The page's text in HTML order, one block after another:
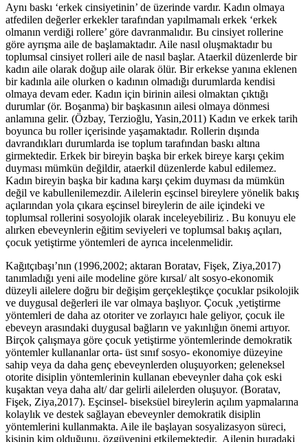
Aynı baskı ‘erkek cinsiyetinin’ de üzerinde vardır. Kadın olmaya
atfedilen değerler erkekler tarafından yapılmamalı erkek ‘erkek
olmanın verdiği rollere’ göre davranmalıdır. Bu cinsiyet rollerine
göre ayrışma aile de başlamaktadır. Aile nasıl oluşmaktadır bu
toplumsal cinsiyet rolleri aile de nasıl başlar. Ataerkil düzenlerde bir
kadın aile olarak doğup aile olarak ölür. Bir erkekse yanına eklenen
bir kadınla aile olurken o kadının olmadığı durumlarda kendisi
olmaya devam eder. Kadın için birinin ailesi olmaktan çıktığı
durumlar (ör. Boşanma) bir başkasının ailesi olmaya dönmesi
anlamına gelir. (Özbay, Terzioğlu, Yasin,2011) Kadın ve erkek tarih
boyunca bu roller içerisinde yaşamaktadır. Rollerin dışında
davrandıkları durumlarda ise toplum tarafından baskı altına
girmektedir. Erkek bir bireyin başka bir erkek bireye karşı çekim
duyması mümkün değildir, ataerkil düzenlerde kabul edilemez.
Kadın bireyin başka bir kadına karşı çekim duyması da mümkün
değil ve kabullenilemezdir. Ailelerin eşcinsel bireylere yönelik bakış
açılarından yola çıkara eşcinsel bireylerin de aile içindeki ve
toplumsal rollerini sosyolojik olarak inceleyebiliriz . Bu konuyu ele
alırken ebeveynlerin eğitim seviyeleri ve toplumsal bakış açıları,
çocuk yetiştirme yöntemleri de ayrıca incelenmelidir.
Kağıtçıbaşı’nın (1996,2002; aktaran Boratav, Fişek, Ziya,2017)
tanımladığı yeni aile modeline göre kırsal/ alt sosyo-ekonomik
düzeyli ailelere doğru bir değişim gerçekleştikçe çocuklar psikolojik
ve duygusal değerleri ile var olmaya başlıyor. Çocuk ,yetiştirme
yöntemleri de daha az otoriter ve zorlayıcı hale geliyor, çocuk ile
ebeveyn arasındaki duygusal bağların ve yakınlığın önemi artıyor.
Birçok çalışmaya göre çocuk yetiştirme yöntemlerinde demokratik
yöntemler kullananlar orta- üst sınıf sosyo- ekonomiye düzeyine
sahip veya da daha genç ebeveynlerden oluşuyorken; geleneksel
otorite disiplin yöntemlerinin kullanan ebeveynler daha çok eski
kuşaktan veya daha alt/ dar gelirli ailelerden oluşuyor. (Boratav,
Fişek, Ziya,2017). Eşcinsel- biseksüel bireylerin açılım yapmalarına
kolaylık ve destek sağlayan ebeveynler demokratik disiplin
yöntemlerini kullanmakta. Aile ile başlayan sosyalizasyon süreci,
kişinin kim olduğunu, özgüvenini etkilemektedir. Ailenin buradaki